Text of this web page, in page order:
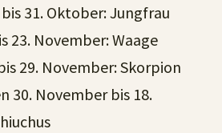
31. Oktober: Jungfrau
23. November: Waage
29. November: Skorpion
30. November bis 18.